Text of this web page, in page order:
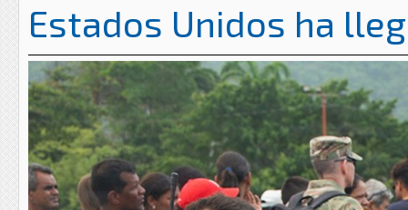
Estados Unidos ha